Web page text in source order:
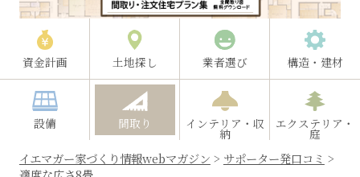
資金計画 土地探し 業者選び 構造・建材
設備 間取り インテリア・収
納
エクステリア・
庭
イエマガー家づくり情報webマガジン > サポーター発口コミ >